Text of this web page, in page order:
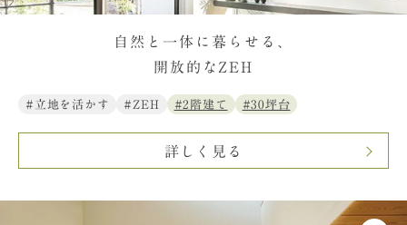
自然と一体に暮らせる、
開放的なZEH
#立地を活かす #ZEH #2階建て #30坪台
詳しく見る